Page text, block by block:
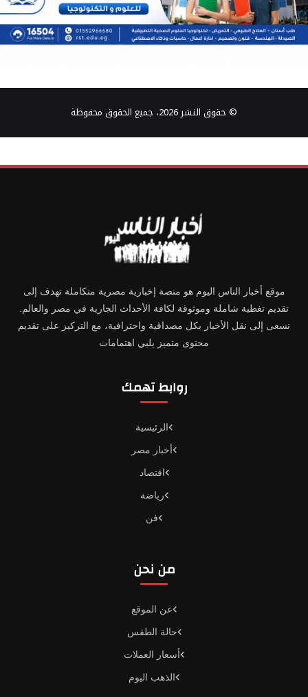
© حقوق النشر 2026، جميع الحقوق محفوظة
موقع أخبار الناس اليوم هو منصة إخبارية مصرية متكاملة تهدف إلى
تقديم تغطية شاملة وموثوقة لكافة الأحداث الجارية في مصر والعالم.
نسعى إلى نقل الأخبار بكل مصداقية واحترافية، مع التركيز على تقديم
محتوى متميز يلبي اهتمامات
روابط تهمك
الرئيسية
أخبار مصر
اقتصاد
رياضة
فن
من نحن
عن الموقع
حالة الطقس
أسعار العملات
الذهب اليوم